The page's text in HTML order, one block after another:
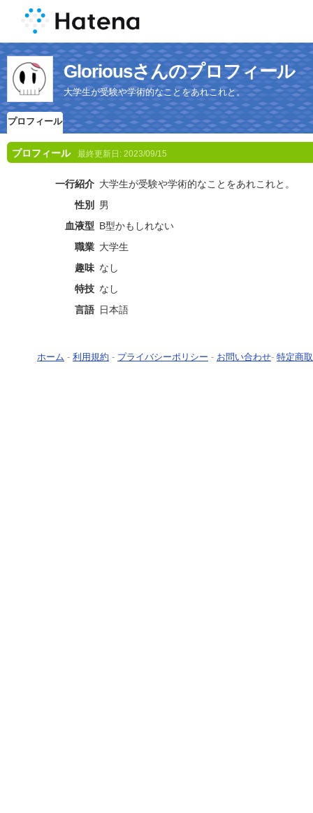
Gloriousさんのプロフィール
大学生が受験や学術的なことをあれこれと。
プロフィール
プロフィール 最終更新日: 2023/09/15
一行紹介 大学生が受験や学術的なことをあれこれと。
性別
男
血液型 B型かもしれない
職業 大学生
趣味 なし
特技 なし
言語 日本語
ホーム - 利用規約 - プライバシーポリシー - お問い合わせ- 特定商